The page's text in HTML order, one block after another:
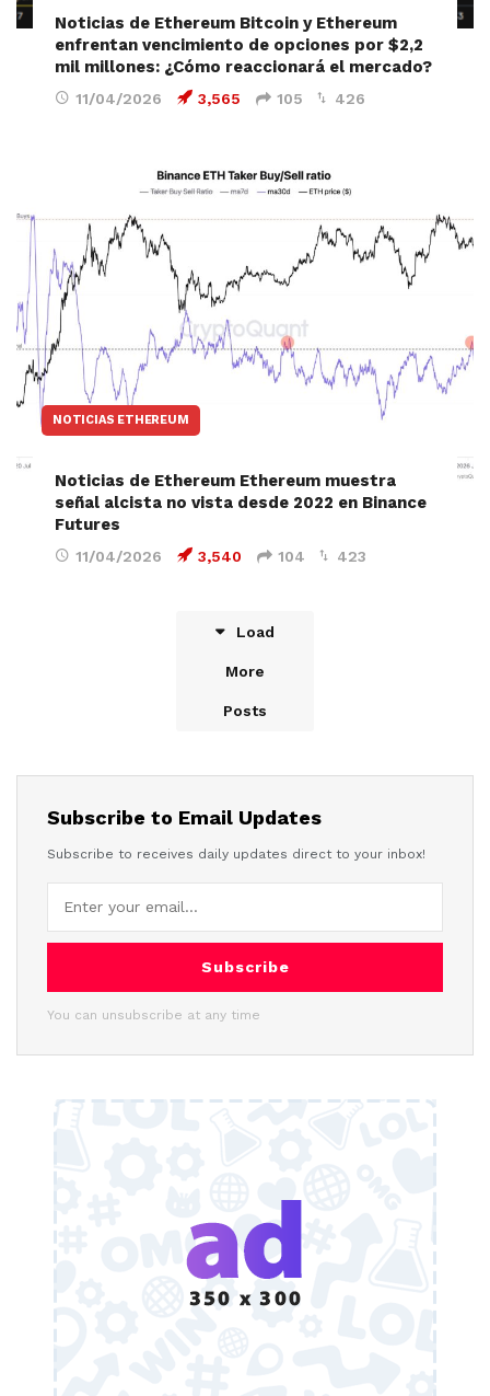
Noticias de Ethereum Bitcoin y Ethereum
enfrentan vencimiento de opciones por $2,2
mil millones: ¿Cómo reaccionará el mercado?
11/04/2026 3,565 105 426
NOTICIAS ETHEREUM
Noticias de Ethereum Ethereum muestra
señal alcista no vista desde 2022 en Binance
Futures
11/04/2026 3,540 104 423
Load
More
Posts
Subscribe to Email Updates
Subscribe to receives daily updates direct to your inbox!
Subscribe
You can unsubscribe at any time